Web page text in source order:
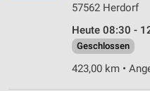
57562 Herdorf
Heute 08:30 -
Geschlossen
423,00 km •